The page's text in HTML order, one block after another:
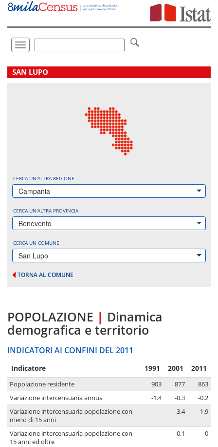
Vai
direttamente
Toggle
navigation
.
SAN LUPO
CERCA UN'ALTRA REGIONE
Campania
CERCA UN'ALTRA PROVINCIA
Benevento
CERCA UN COMUNE
San Lupo
TORNA AL COMUNE
POPOLAZIONE | Dinamica
demografica e territorio
INDICATORI AI CONFINI DEL 2011
Indicatore 1991 2001 2011
Popolazione residente 903 877
863
Variazione intercensuaria annua
-1.4 -0.3
-0.2
Variazione intercensuaria popolazione con
meno di 15 anni
- -3.4 -1.9
Variazione intercensuaria popolazione con
15 anni ed oltre
- 0.1 0